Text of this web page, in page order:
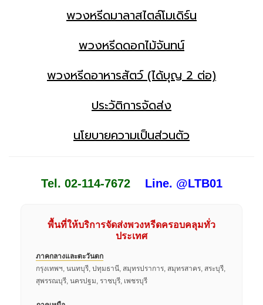
พวงหรีดมาลาสไตล์โมเดิร์น
พวงหรีดดอกไม้จันทน์
พวงหรีดอาหารสัตว์ (ได้บุญ 2 ต่อ)
ประวัติการจัดส่ง
นโยบายความเป็นส่วนตัว
Tel. 02-114-7672 Line. @LTB01
พื้นที่ให้บริการจัดส่งพวงหรีดครอบคลุมทั่ว
ประเทศ
ภาคกลางและตะวันตก
กรุงเทพฯ, นนทบุรี, ปทุมธานี, สมุทรปราการ, สมุทรสาคร, สระบุรี,
สุพรรณบุรี, นครปฐม, ราชบุรี, เพชรบุรี